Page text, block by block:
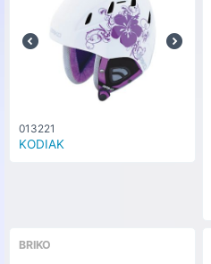
013221
KODIAK
BRIKO